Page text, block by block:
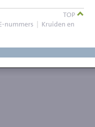
TOP
nummers | Kruiden en